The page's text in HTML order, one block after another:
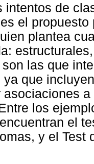
intentos de
el
plantea
las que
que
asociaciones
los
el
y el Test